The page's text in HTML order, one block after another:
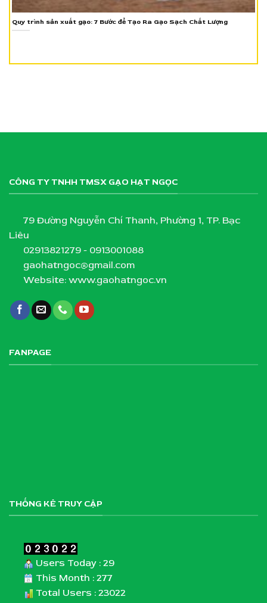
Quy trình sản xuất gạo: 7 Bước để Tạo Ra Gạo Sạch Chất Lượng
CÔNG TY TNHH TMSX GẠO HẠT NGỌC
79 Đường Nguyễn Chí Thanh, Phường 1, TP. Bạc
Liêu
02913821279 - 0913001088
gaohatngoc@gmail.com
Website: www.gaohatngoc.vn
FANPAGE
THỐNG KÊ TRUY CẬP
Users Today : 29
This Month : 277
Total Users : 23022